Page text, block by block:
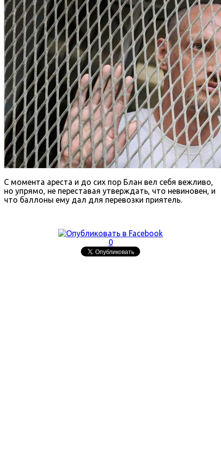
С момента ареста и до сих пор Блан вел себя вежливо,
но упрямо, не переставая утверждать, что невиновен, и
что баллоны ему дал для перевозки приятель.
0